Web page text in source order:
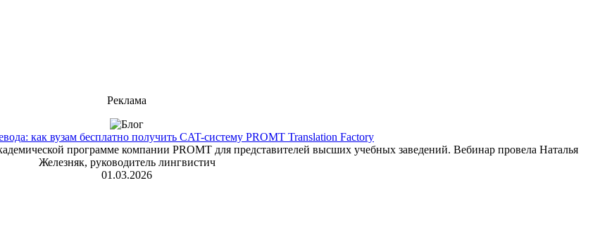
Реклама
как вузам бесплатно получить CAT-систему PROMT Translation Factory
программе компании PROMT для представителей высших учебных заведений. Вебинар провела Наталья
Железняк, руководитель лингвистич
01.03.2026